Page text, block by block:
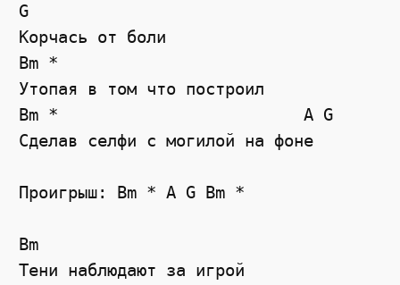
G
Корчась от боли
Bm *
Утопая в том что построил
Bm *                         A G
Сделав селфи с могилой на фоне
Проигрыш: Bm * A G Bm *
Bm
Тени наблюдают за игрой